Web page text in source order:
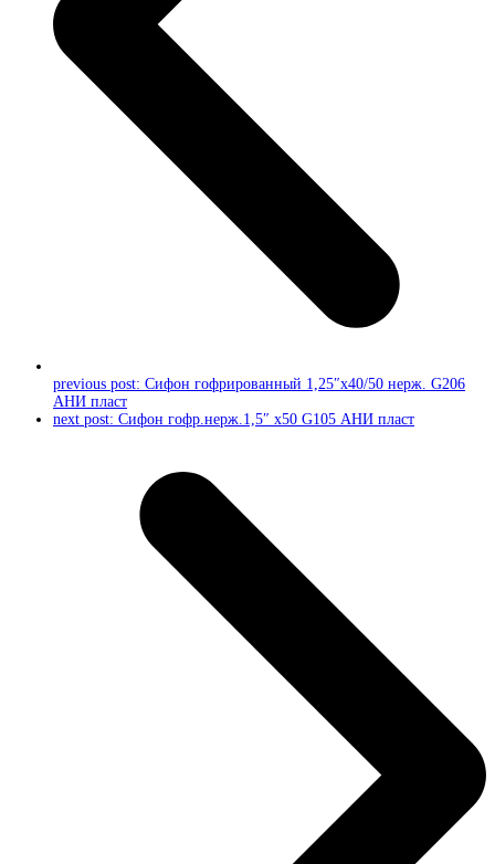
previous post: Сифон гофрированный 1,25″х40/50 нерж. G206
АНИ пласт
next post: Сифон гофр.нерж.1,5″ х50 G105 АНИ пласт